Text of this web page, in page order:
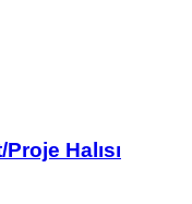
Halısı